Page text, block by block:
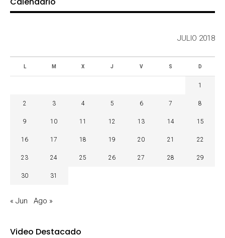
JULIO 2018
L M X J V S D
1
2 3 4 5 6 7 8
9 10 11 12 13 14 15
16 17 18 19 20 21 22
23 24 25 26 27 28 29
30 31
« Jun Ago »
Video Destacado